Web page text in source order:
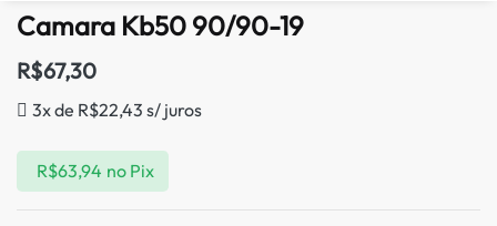
Camara Kb50 90/90-19
R$67,30
3x de R$22,43 s/ juros
R$63,94 no Pix